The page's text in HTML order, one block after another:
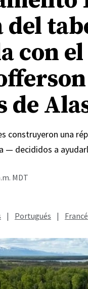
con
de
construyeron una
— decididos a
MDT
| Portugués |